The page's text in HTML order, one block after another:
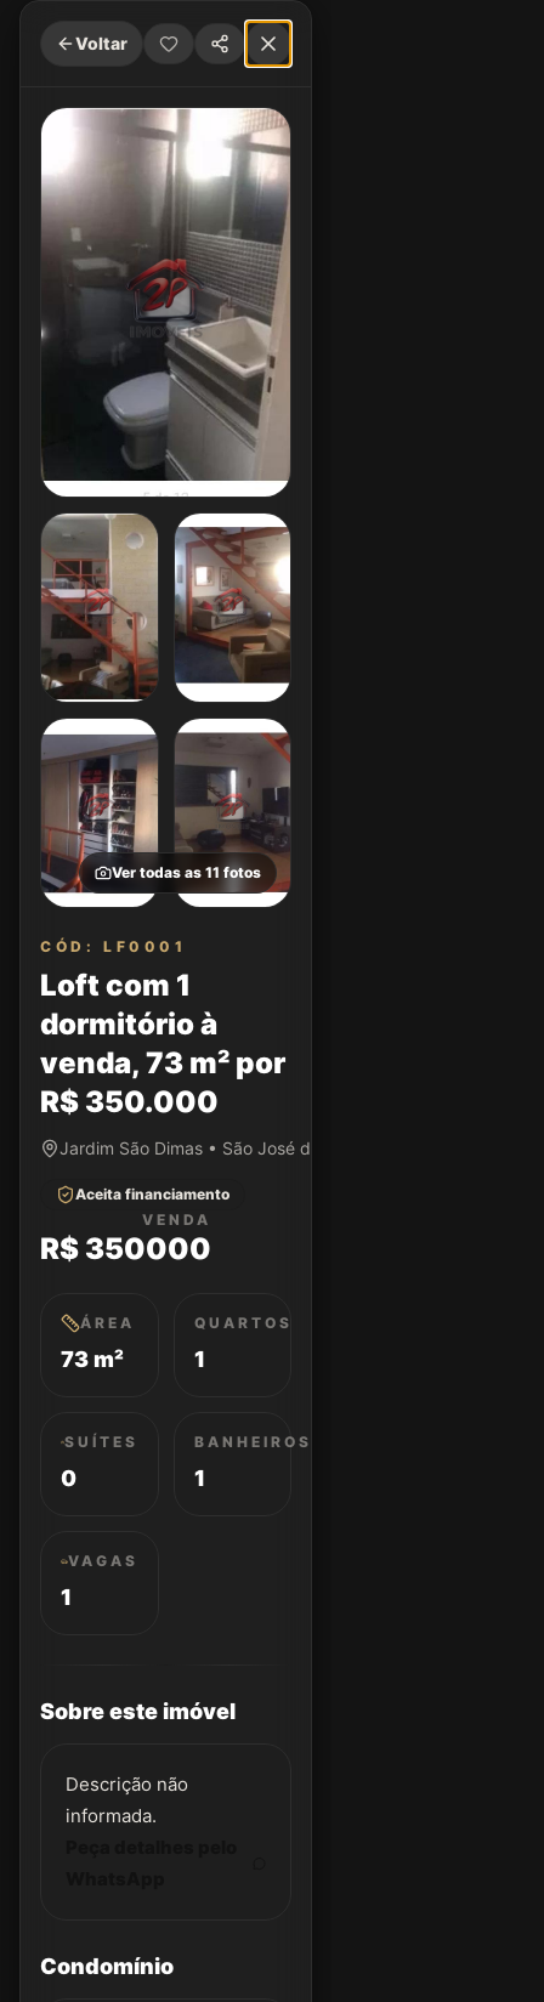
Voltar
Ver todas as 11 fotos
CÓD: LF0001
Loft com 1
dormitório à
venda, 73 m² por
R$ 350.000
Jardim São Dimas • São José dos Campos/SP
Aceita financiamento
VENDA
R$ 350000
ÁREA
73 m²
QUARTOS
1
SUÍTES
0
BANHEIROS
1
VAGAS
1
Sobre este imóvel
Descrição não
informada.
Condomínio